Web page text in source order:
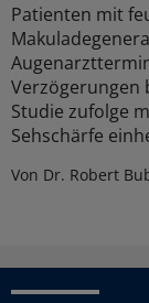
Patienten mit
Verzögerungen
Studie zufolge
Sehschärfe
Von Dr. Robert